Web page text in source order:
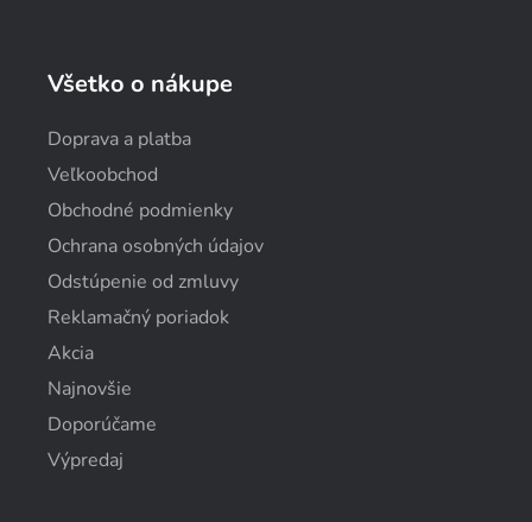
Všetko o nákupe
Doprava a platba
Veľkoobchod
Obchodné podmienky
Ochrana osobných údajov
Odstúpenie od zmluvy
Reklamačný poriadok
Akcia
Najnovšie
Doporúčame
Výpredaj